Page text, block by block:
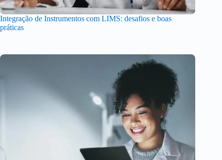
Integração de Instrumentos com LIMS: desafios e boas
práticas